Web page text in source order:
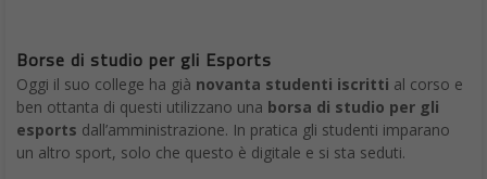
Borse di studio per gli Esports
Oggi il suo college ha già novanta studenti iscritti al corso e
ben ottanta di questi utilizzano una borsa di studio per gli
esports dall’amministrazione. In pratica gli studenti imparano
un altro sport, solo che questo è digitale e si sta seduti.